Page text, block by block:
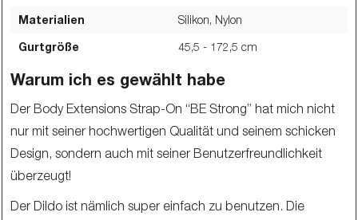
Materialien
Silikon, Nylon
Gurtgröße
45,5 - 172,5 cm
Warum ich es gewählt habe
Der Body Extensions Strap-On “BE Strong” hat mich nicht
nur mit seiner hochwertigen Qualität und seinem schicken
Design, sondern auch mit seiner Benutzerfreundlichkeit
überzeugt!
Der Dildo ist nämlich super einfach zu benutzen. Die